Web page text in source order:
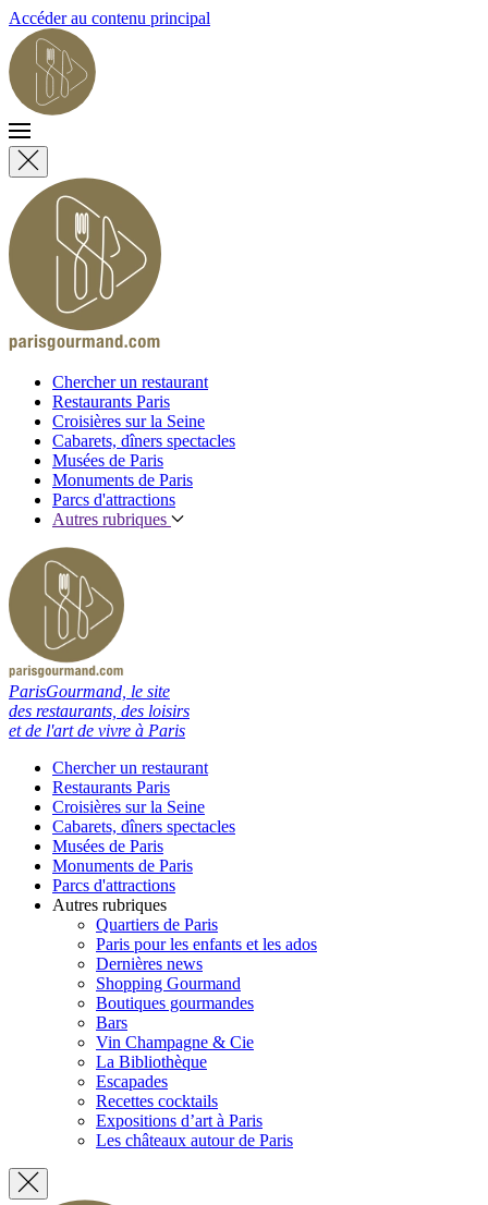
Accéder au contenu principal
Chercher un restaurant
Restaurants Paris
Croisières sur la Seine
Cabarets, dîners spectacles
Musées de Paris
Monuments de Paris
Parcs d'attractions
Autres rubriques
ParisGourmand, le site
des restaurants, des loisirs
et de l'art de vivre à Paris
Chercher un restaurant
Restaurants Paris
Croisières sur la Seine
Cabarets, dîners spectacles
Musées de Paris
Monuments de Paris
Parcs d'attractions
Autres rubriques
Quartiers de Paris
Paris pour les enfants et les ados
Dernières news
Shopping Gourmand
Boutiques gourmandes
Bars
Vin Champagne & Cie
La Bibliothèque
Escapades
Recettes cocktails
Expositions d’art à Paris
Les châteaux autour de Paris